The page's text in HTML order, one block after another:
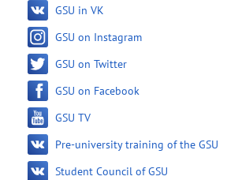
GSU in VK
GSU on Instagram
GSU on Twitter
GSU on Facebook
GSU TV
Pre-university training of the GSU
Student Council of GSU